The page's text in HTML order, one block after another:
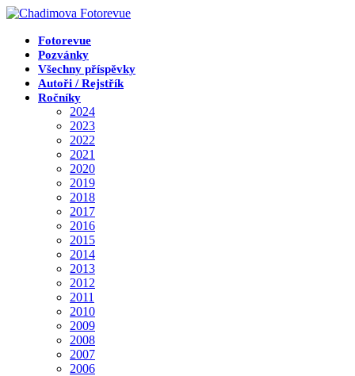
Přejít
obsahuFotorevue
Pozvánky
Všechny příspěvky
Autoři / Rejstřík
Ročníky
2024
2023
2022
2021
2020
2019
2018
2017
2016
2015
2014
2013
2012
2011
2010
2009
2008
2007
2006